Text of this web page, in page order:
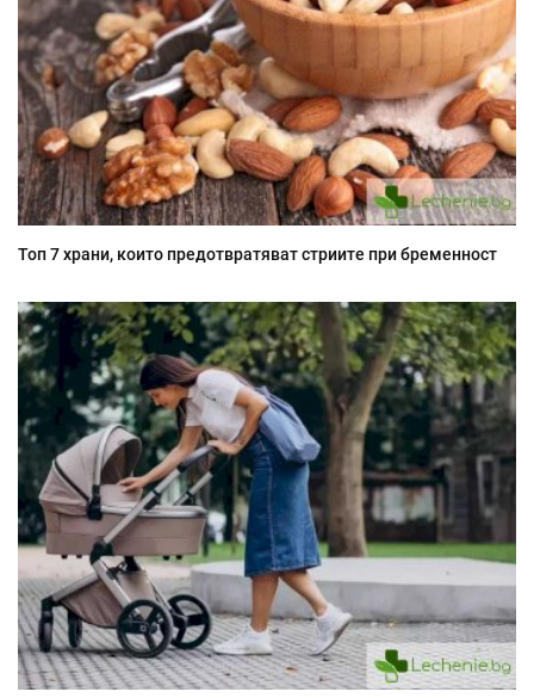
Топ 7 храни, които предотвратяват стриите при бременност